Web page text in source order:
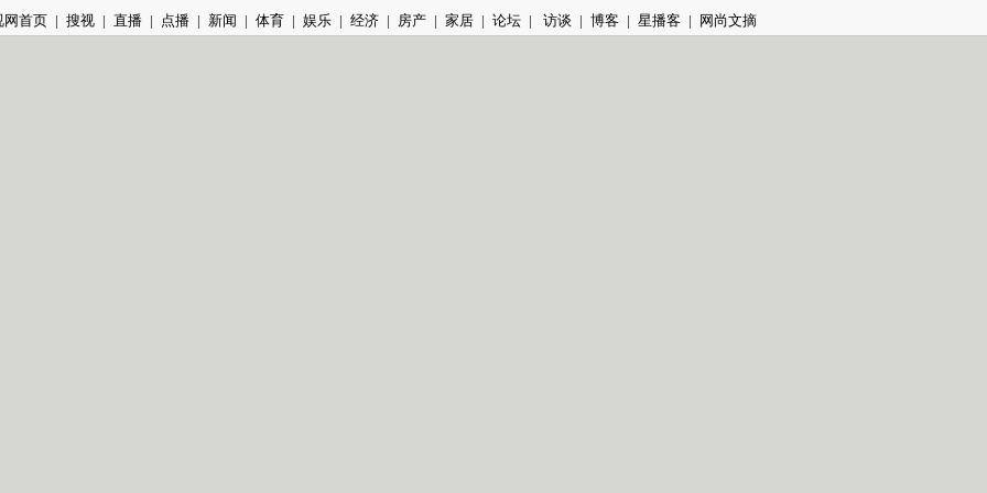
网首页 | 搜视 | 直播 | 点播 | 新闻 | 体育 | 娱乐 | 经济 | 房产 | 家居 | 论坛 | 访谈 | 博客 | 星播客 | 网尚文摘